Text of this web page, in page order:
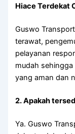
Hiace Terdekat
Guswo
terawat,
pelayanan
mudah
yang aman dan
2. Apakah
Ya. Guswo